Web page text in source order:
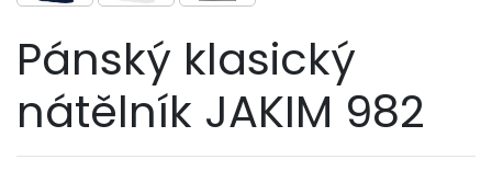
Pánský klasický
nátělník JAKIM 982